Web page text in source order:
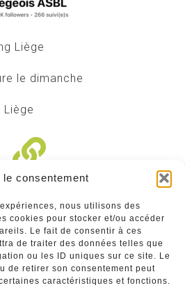
le consentement
nous utilisons des
cookies pour stocker et/ou accéder
Le fait de consentir à ces
de traiter des données telles que
ou les ID uniques sur ce site. Le
de retirer son consentement peut
caractéristiques et fonctions.
Liège
le dimanche
Liège
: insérez gratuitement
annuaire sur notre site ci-
dessous